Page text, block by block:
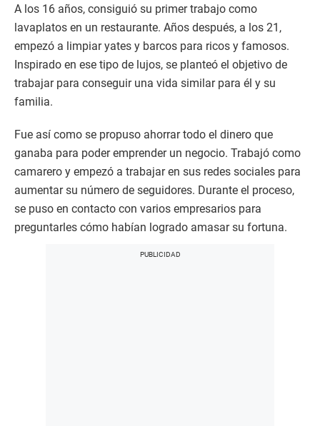
A los 16 años, consiguió su primer trabajo como
lavaplatos en un restaurante. Años después, a los 21,
empezó a limpiar yates y barcos para ricos y famosos.
Inspirado en ese tipo de lujos, se planteó el objetivo de
trabajar para conseguir una vida similar para él y su
familia.
Fue así como se propuso ahorrar todo el dinero que
ganaba para poder emprender un negocio. Trabajó como
camarero y empezó a trabajar en sus redes sociales para
aumentar su número de seguidores. Durante el proceso,
se puso en contacto con varios empresarios para
preguntarles cómo habían logrado amasar su fortuna.